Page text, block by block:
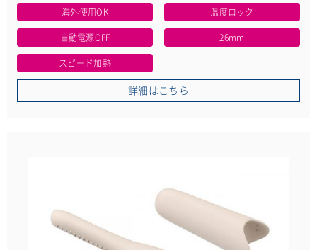
海外使用OK 温度ロック
自動電源OFF 26mm
スピード加熱
詳細はこちら